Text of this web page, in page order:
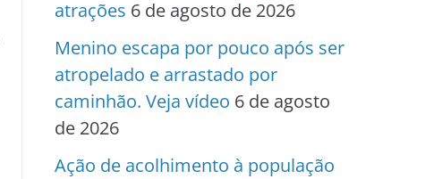
atrações 6 de agosto de 2026
Menino escapa por pouco após ser
atropelado e arrastado por
caminhão. Veja vídeo 6 de agosto
de 2026
Ação de acolhimento à população